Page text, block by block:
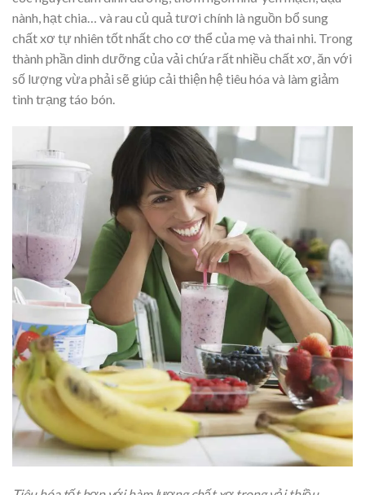
nành, hạt chia… và rau củ quả tươi chính là nguồn bổ sung
chất xơ tự nhiên tốt nhất cho cơ thể của mẹ và thai nhi. Trong
thành phần dinh dưỡng của vải chứa rất nhiều chất xơ, ăn với
số lượng vừa phải sẽ giúp cải thiện hệ tiêu hóa và làm giảm
tình trạng táo bón.